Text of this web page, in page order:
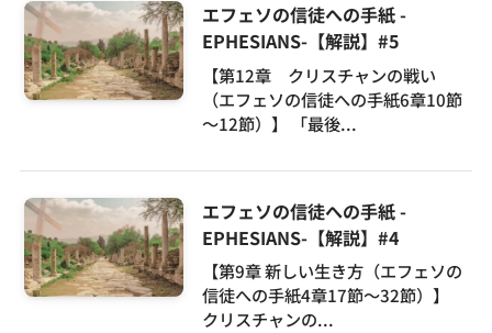
エフェソの信徒への手紙 -
EPHESIANS-【解説】#5
【第12章 クリスチャンの戦い
（エフェソの信徒への手紙6章10節
～12節）】 「最後...
エフェソの信徒への手紙 -
EPHESIANS-【解説】#4
【第9章 新しい生き方（エフェソの
信徒への手紙4章17節～32節）】
クリスチャンの...